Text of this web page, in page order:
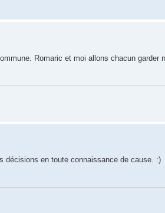
Romaric et moi allons chacun garder
décisions en toute connaissance de cause. :)